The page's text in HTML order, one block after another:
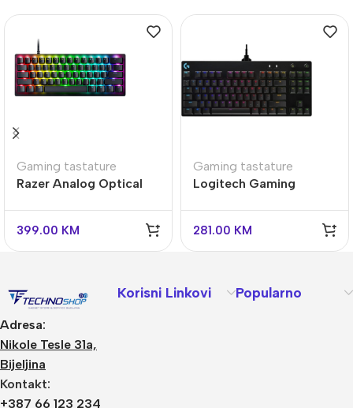
Gaming tastature
Razer Analog Optical
399.00 KM
Gaming tastature
Logitech Gaming
281.00 KM
Adresa:
Nikole Tesle 31a,
Bijeljina
Kontakt:
+387 66 123 234
Korisni Linkovi Popularno